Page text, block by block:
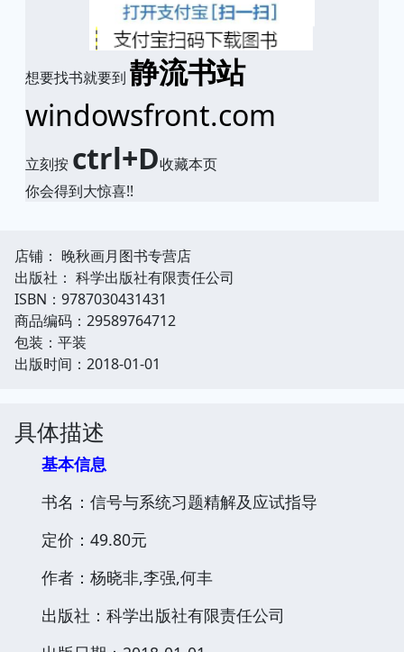
想要找书就要到 静流书站
windowsfront.com
立刻按 ctrl+D收藏本页
你会得到大惊喜!!
店铺： 晚秋画月图书专营店
出版社： 科学出版社有限责任公司
ISBN：9787030431431
商品编码：29589764712
包装：平装
出版时间：2018-01-01
具体描述
基本信息
书名：信号与系统习题精解及应试指导
定价：49.80元
作者：杨晓非,李强,何丰
出版社：科学出版社有限责任公司